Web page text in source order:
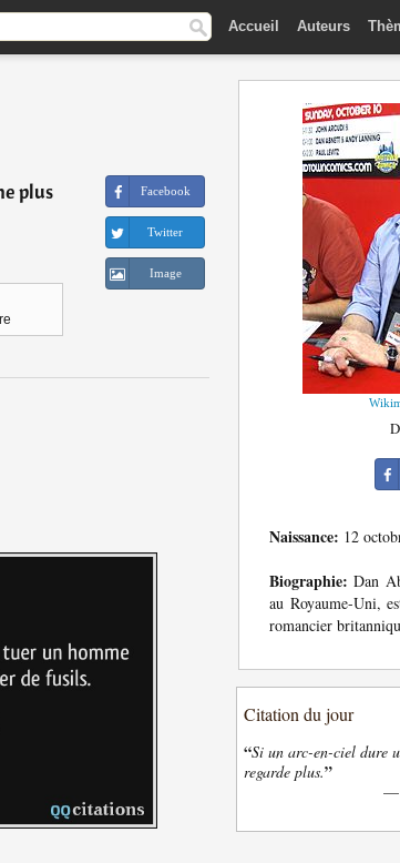
Accueil Auteurs
plus
Facebook
Twitter
Image
Naissance: 12
Biographie: Dan
au Royaume-Uni,
romancier
Citation du jour
“Si un arc-en-ciel dure
regarde plus.”
—